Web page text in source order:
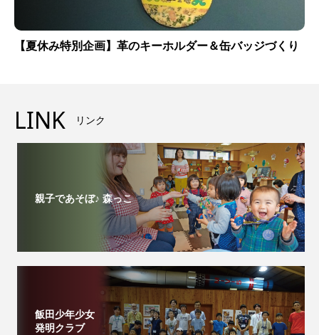
【夏休み特別企画】革のキーホルダー＆缶バッジづくり
LINK リンク
親子であそぼ♪ 森っこ
飯田少年少女
発明クラブ